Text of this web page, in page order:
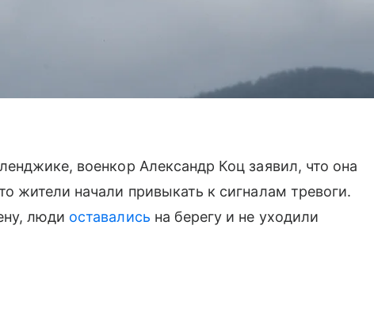
военкор Александр Коц заявил, что она
жители начали привыкать к сигналам тревоги.
люди оставались на берегу и не уходили